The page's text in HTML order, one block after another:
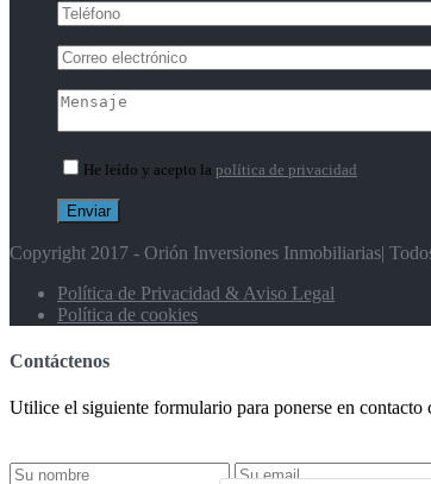
He leído y acepto la política de privacidad
Copyright 2017 - Orión Inversiones Inmobiliarias|
Política de Privacidad & Aviso Legal
Política de cookies
Contáctenos
Utilice el siguiente formulario para ponerse en contacto